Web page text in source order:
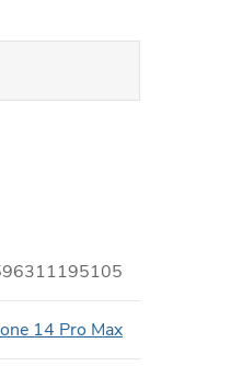
14 Pro Max